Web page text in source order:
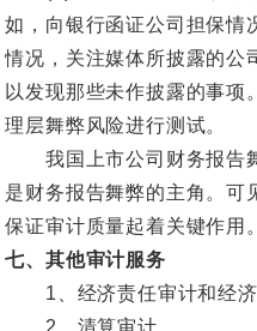
如，向银行函证公司担保情
情况，关注媒体所披露的公
以发现那些未作披露的事项
理层舞弊风险进行测试。
我国上市公司财务报告
是财务报告舞弊的主角。可
保证审计质量起着关键作用。
七、其他审计服务
1、经济责任审计和经济
2、清算审计